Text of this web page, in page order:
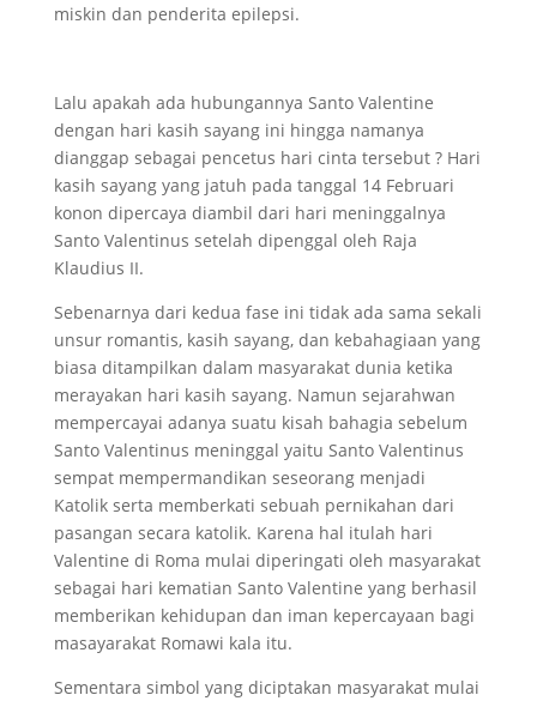
miskin dan penderita epilepsi.
Lalu apakah ada hubungannya Santo Valentine
dengan hari kasih sayang ini hingga namanya
dianggap sebagai pencetus hari cinta tersebut ? Hari
kasih sayang yang jatuh pada tanggal 14 Februari
konon dipercaya diambil dari hari meninggalnya
Santo Valentinus setelah dipenggal oleh Raja
Klaudius II.
Sebenarnya dari kedua fase ini tidak ada sama sekali
unsur romantis, kasih sayang, dan kebahagiaan yang
biasa ditampilkan dalam masyarakat dunia ketika
merayakan hari kasih sayang. Namun sejarahwan
mempercayai adanya suatu kisah bahagia sebelum
Santo Valentinus meninggal yaitu Santo Valentinus
sempat mempermandikan seseorang menjadi
Katolik serta memberkati sebuah pernikahan dari
pasangan secara katolik. Karena hal itulah hari
Valentine di Roma mulai diperingati oleh masyarakat
sebagai hari kematian Santo Valentine yang berhasil
memberikan kehidupan dan iman kepercayaan bagi
masayarakat Romawi kala itu.
Sementara simbol yang diciptakan masyarakat mulai